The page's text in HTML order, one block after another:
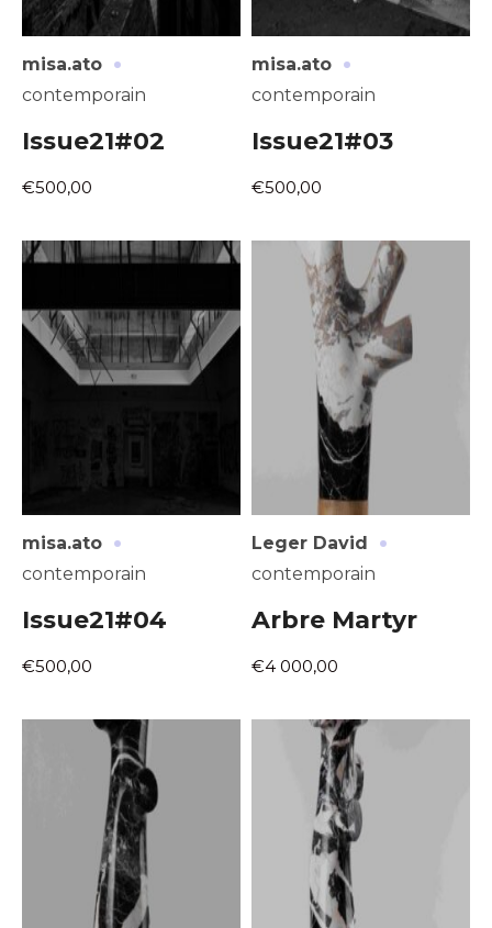
Adresse email*
misa.ato ·
contemporain
Issue21#02
€500,00
misa.ato ·
contemporain
Issue21#03
€500,00
misa.ato ·
contemporain
Issue21#04
€500,00
Leger David ·
contemporain
Arbre Martyr
€4 000,00